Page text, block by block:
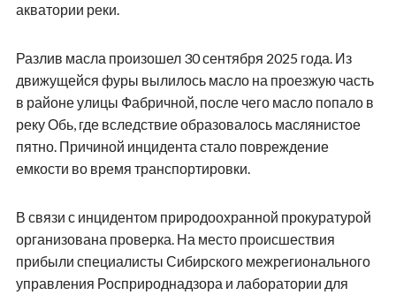
акватории реки.
Разлив масла произошел 30 сентября 2025 года. Из
движущейся фуры вылилось масло на проезжую часть
в районе улицы Фабричной, после чего масло попало в
реку Обь, где вследствие образовалось маслянистое
пятно. Причиной инцидента стало повреждение
емкости во время транспортировки.
В связи с инцидентом природоохранной прокуратурой
организована проверка. На место происшествия
прибыли специалисты Сибирского межрегионального
управления Росприроднадзора и лаборатории для